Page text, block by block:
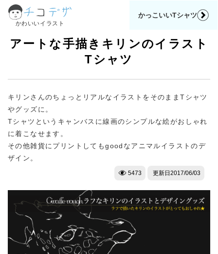
かわいいイラスト
かっこいいTシャツ
アートな手描きキリンのイラスト
Tシャツ
キリンさんのちょっとリアルなイラストをそのままTシャツ
やグッズに。
Tシャツというキャンバスに線画のシンプルな絵がおしゃれ
に着こなせます。
その他雑貨にプリントしてもgoodなアニマルイラストのデ
ザイン。
5473 更新日 2017/06/03